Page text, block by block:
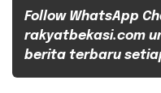
Follow WhatsApp
rakyatbekasi.com
berita terbaru